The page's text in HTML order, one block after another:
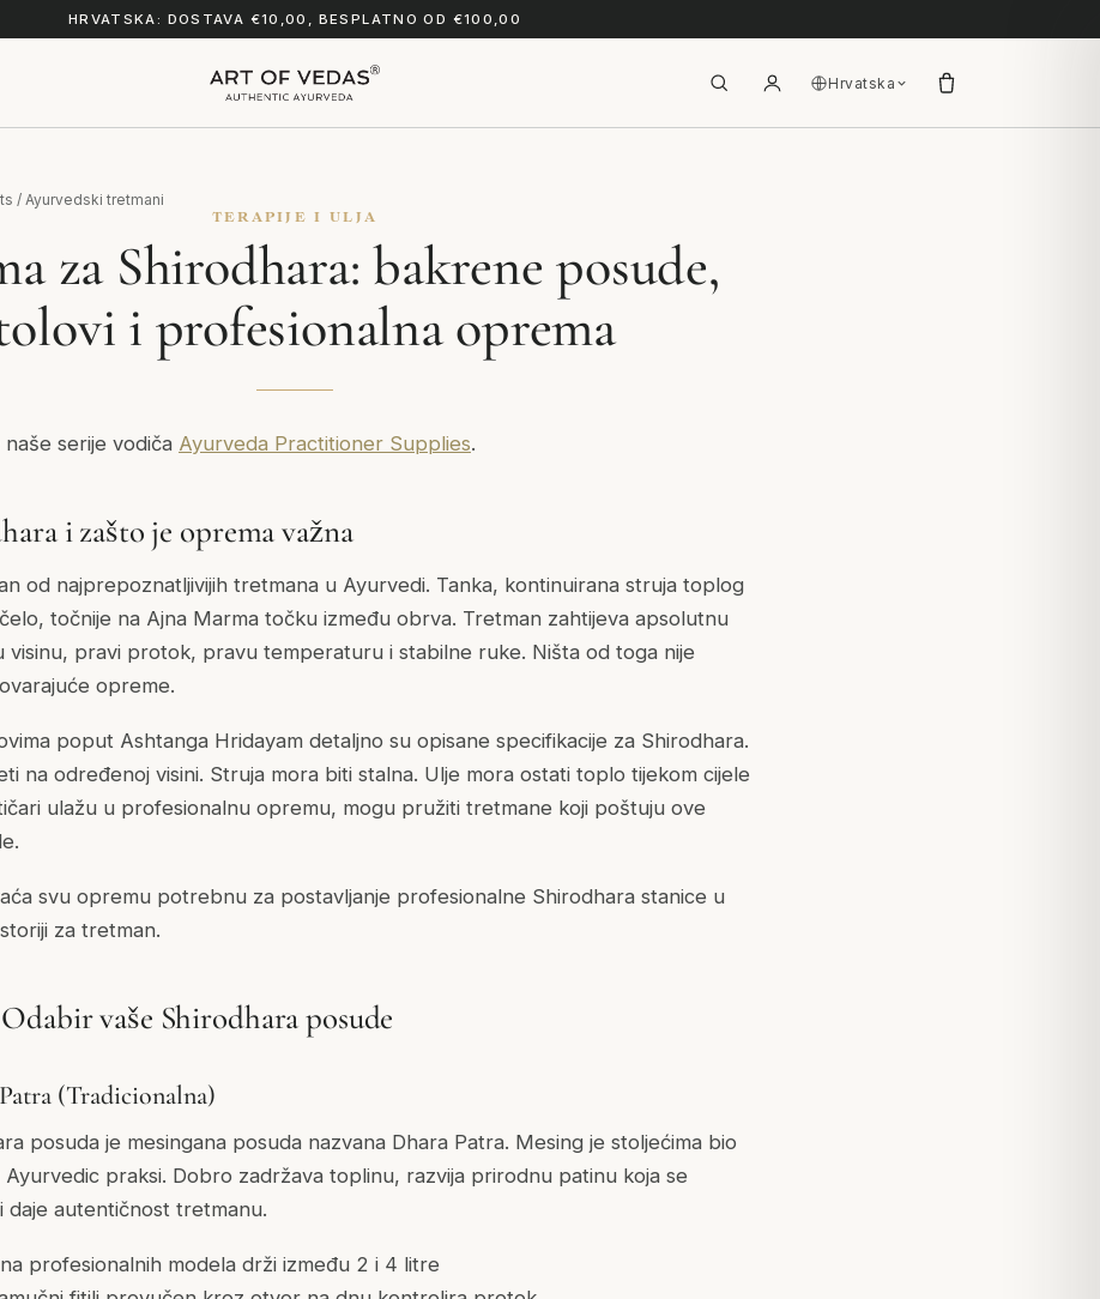
HRVATSKA: DOSTAVA €10,00, BESPLATNO OD €100,00
Hrvatska
/ Ayurvedski tretmani
TERAPIJE I ULJA
za Shirodhara: bakrene posude,
i profesionalna oprema
serije vodiča Ayurveda Practitioner Supplies.
i zašto je oprema važna
od najprepoznatljivijih tretmana u Ayurvedi. Tanka, kontinuirana struja toplog
točnije na Ajna Marma točku između obrva. Tretman zahtijeva apsolutnu
visinu, pravi protok, pravu temperaturu i stabilne ruke. Ništa od toga nije
opreme.
poput Ashtanga Hridayam detaljno su opisane specifikacije za Shirodhara.
na određenoj visini. Struja mora biti stalna. Ulje mora ostati toplo tijekom cijele
ulažu u profesionalnu opremu, mogu pružiti tretmane koji poštuju ove
svu opremu potrebnu za postavljanje profesionalne Shirodhara stanice u
za tretman.
vaše Shirodhara posude
(Tradicionalna)
posuda je mesingana posuda nazvana Dhara Patra. Mesing je stoljećima bio
Ayurvedic praksi. Dobro zadržava toplinu, razvija prirodnu patinu koja se
daje autentičnost tretmanu.
profesionalnih modela drži između 2 i 4 litre